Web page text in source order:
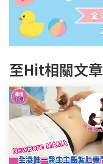
至Hit相關文章